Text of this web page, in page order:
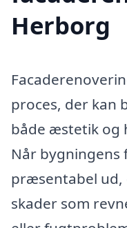
Herborg
proces, der kan
både æstetik og
Når bygningens
præsentabel ud,
skader som